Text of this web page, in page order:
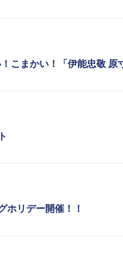
こまかい！「伊能忠敬 原
ホリデー開催！！